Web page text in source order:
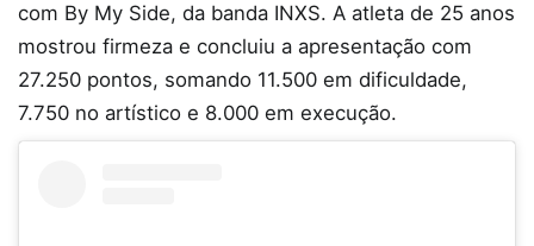
com By My Side, da banda INXS. A atleta de 25 anos
mostrou firmeza e concluiu a apresentação com
27.250 pontos, somando 11.500 em dificuldade,
7.750 no artístico e 8.000 em execução.